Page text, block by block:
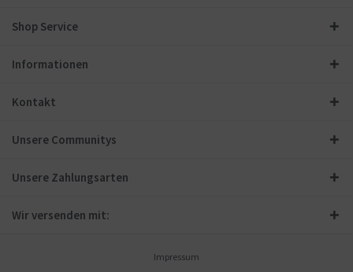
Shop Service
Informationen
Kontakt
Unsere Communitys
Unsere Zahlungsarten
Wir versenden mit:
Impressum